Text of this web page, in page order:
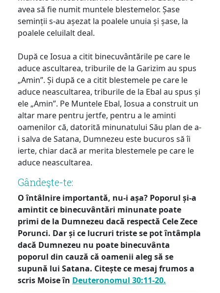
avea să fie numit muntele blestemelor. Șase
seminții s-au așezat la poalele unuia și șase, la
poalele celuilalt deal.
După ce Iosua a citit binecuvântările pe care le
aduce ascultarea, triburile de la Garizim au spus
„Amin”. Și după ce a citit blestemele pe care le
aduce neascultarea, triburile de la Ebal au spus și
ele „Amin”. Pe Muntele Ebal, Iosua a construit un
altar mare pentru jertfe, pentru a le aminti
oamenilor că, datorită minunatului Său plan de a-
i salva de Satana, Dumnezeu este bucuros să îi
ierte, chiar dacă ar merita blestemele pe care le
aduce neascultarea.
Gândeşte-te:
O întâlnire importantă, nu-i așa? Poporul și-a
amintit ce binecuvântări minunate poate
primi de la Dumnezeu dacă respectă Cele Zece
Porunci. Dar și ce lucruri triste se pot întâmpla
dacă Dumnezeu nu poate binecuvânta
poporul din cauză că oamenii aleg să se
supună lui Satana. Citește ce mesaj frumos a
scris Moise în Deuteronomul 30:11-20.